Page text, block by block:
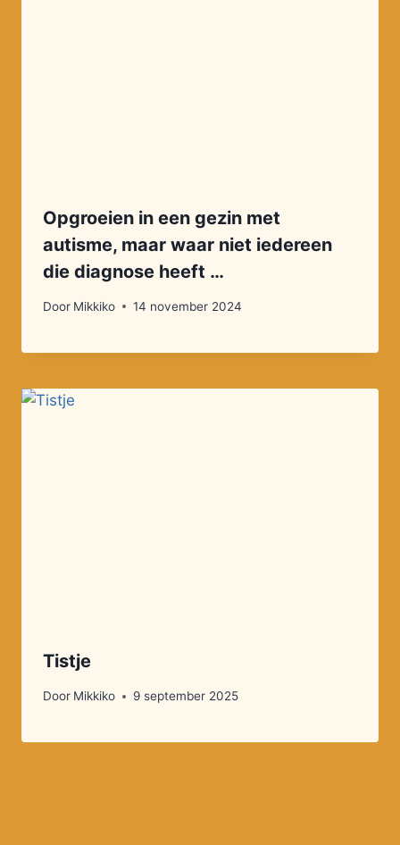
Opgroeien in een gezin met
autisme, maar waar niet iedereen
die diagnose heeft …
Door Mikkiko 14 november 2024
Tistje
Door Mikkiko 9 september 2025